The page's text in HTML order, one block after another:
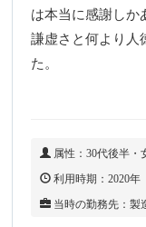
は本当に感謝しか
謙虚さと何より人
た。
属性：30代後半・
利用時期：2020年
当時の勤務先：製